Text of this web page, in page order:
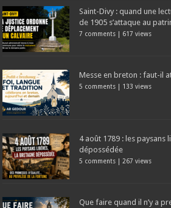
Saint-Divy : quand une
de 1905 s’attaque au
7 comments | 617 views
Messe en breton : faut-il
5 comments | 133 views
4 août 1789 : les paysans
dépossédée
5 comments | 267 views
Que faire quand il n’y a